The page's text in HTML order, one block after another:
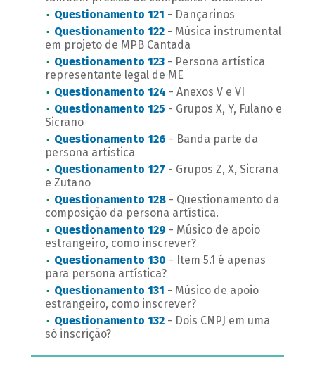
Questionamento 121 - Dançarinos
Questionamento 122 - Música instrumental
em projeto de MPB Cantada
Questionamento 123 - Persona artística
representante legal de ME
Questionamento 124 - Anexos V e VI
Questionamento 125 - Grupos X, Y, Fulano e
Sicrano
Questionamento 126 - Banda parte da
persona artística
Questionamento 127 - Grupos Z, X, Sicrana
e Zutano
Questionamento 128 - Questionamento da
composição da persona artística.
Questionamento 129 - Músico de apoio
estrangeiro, como inscrever?
Questionamento 130 - Item 5.1 é apenas
para persona artística?
Questionamento 131 - Músico de apoio
estrangeiro, como inscrever?
Questionamento 132 - Dois CNPJ em uma
só inscrição?